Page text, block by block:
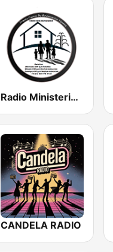
Radio Ministerio de Restauracion Familiar
CANDELA RADIO